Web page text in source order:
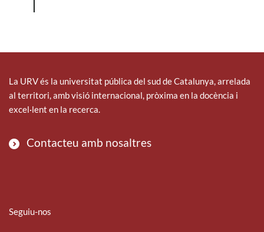
La URV és la universitat pública del sud de Catalunya, arrelada
al territori, amb visió internacional, pròxima en la docència i
excel·lent en la recerca.
Contacteu amb nosaltres
Seguiu-nos